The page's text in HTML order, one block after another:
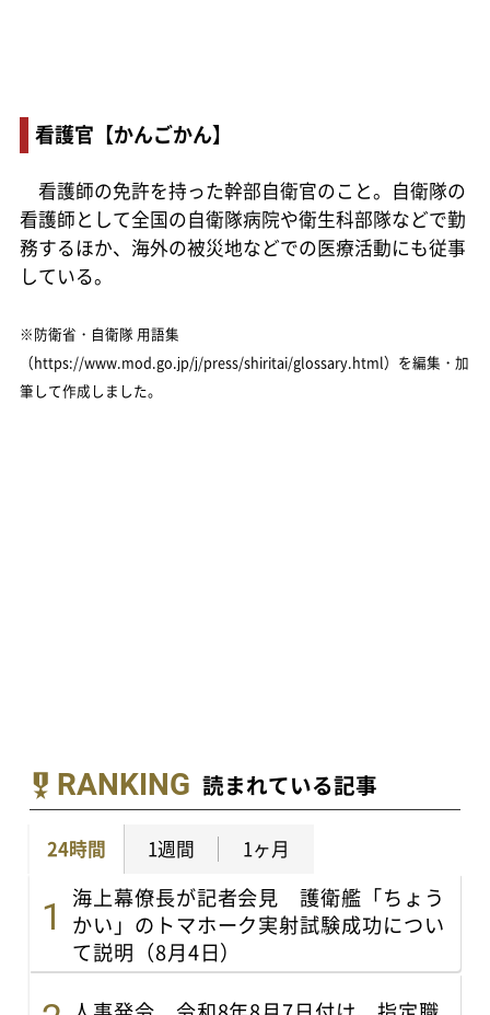
看護官【かんごかん】
看護師の免許を持った幹部自衛官のこと。自衛隊の
看護師として全国の自衛隊病院や衛生科部隊などで勤
務するほか、海外の被災地などでの医療活動にも従事
している。
※防衛省・自衛隊 用語集
（https://www.mod.go.jp/j/press/shiritai/glossary.html）を編集・加
筆して作成しました。
RANKING 読まれている記事
24時間 1週間 1ヶ月
海上幕僚長が記者会見 護衛艦「ちょう
かい」のトマホーク実射試験成功につい
て説明（8月4日）